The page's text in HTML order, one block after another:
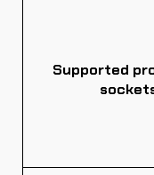
Supported